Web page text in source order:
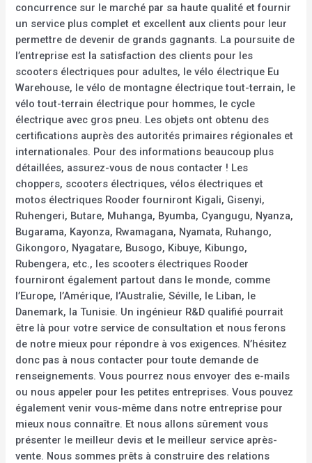
concurrence sur le marché par sa haute qualité et fournir
un service plus complet et excellent aux clients pour leur
permettre de devenir de grands gagnants. La poursuite de
l’entreprise est la satisfaction des clients pour les
scooters électriques pour adultes, le vélo électrique Eu
Warehouse, le vélo de montagne électrique tout-terrain, le
vélo tout-terrain électrique pour hommes, le cycle
électrique avec gros pneu. Les objets ont obtenu des
certifications auprès des autorités primaires régionales et
internationales. Pour des informations beaucoup plus
détaillées, assurez-vous de nous contacter ! Les
choppers, scooters électriques, vélos électriques et
motos électriques Rooder fourniront Kigali, Gisenyi,
Ruhengeri, Butare, Muhanga, Byumba, Cyangugu, Nyanza,
Bugarama, Kayonza, Rwamagana, Nyamata, Ruhango,
Gikongoro, Nyagatare, Busogo, Kibuye, Kibungo,
Rubengera, etc., les scooters électriques Rooder
fourniront également partout dans le monde, comme
l’Europe, l’Amérique, l’Australie, Séville, le Liban, le
Danemark, la Tunisie. Un ingénieur R&D qualifié pourrait
être là pour votre service de consultation et nous ferons
de notre mieux pour répondre à vos exigences. N’hésitez
donc pas à nous contacter pour toute demande de
renseignements. Vous pourrez nous envoyer des e-mails
ou nous appeler pour les petites entreprises. Vous pouvez
également venir vous-même dans notre entreprise pour
mieux nous connaître. Et nous allons sûrement vous
présenter le meilleur devis et le meilleur service après-
vente. Nous sommes prêts à construire des relations